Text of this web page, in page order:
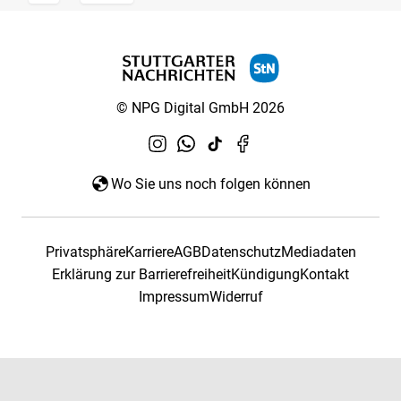
© NPG Digital GmbH 2026
Wo Sie uns noch folgen können
PrivatsphäreKarriereAGBDatenschutzMediadaten
Erklärung zur BarrierefreiheitKündigungKontakt
ImpressumWiderruf